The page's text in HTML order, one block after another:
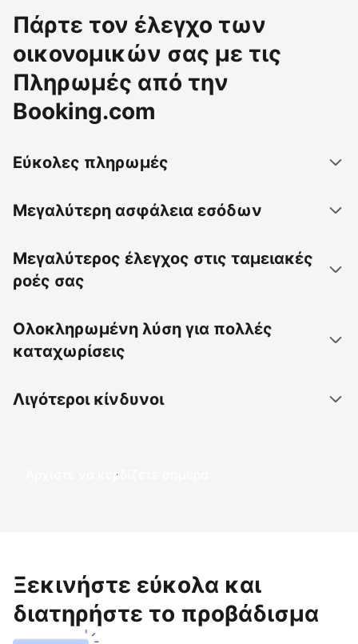
Πάρτε τον έλεγχο των
οικονομικών σας με τις
Πληρωμές από την
Booking.com
Εύκολες πληρωμές
Μεγαλύτερη ασφάλεια εσόδων
Μεγαλύτερος έλεγχος στις ταμειακές
ροές σας
Ολοκληρωμένη λύση για πολλές
καταχωρίσεις
Λιγότεροι κίνδυνοι
Αρχίστε να κερδίζετε σήμερα
Ξεκινήστε εύκολα και
διατηρήστε το προβάδισμα